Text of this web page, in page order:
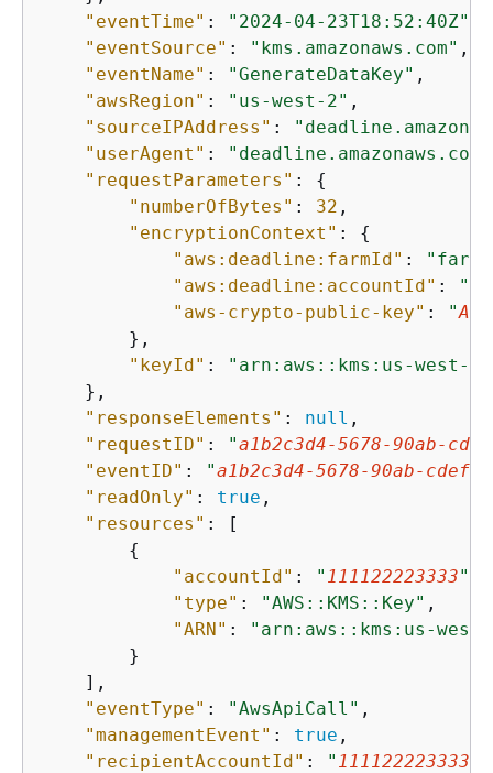
"eventTime" : "2024-04-23T18:52:40Z"
"eventSource" : "kms.amazonaws.com" ,
"eventName" : "GenerateDataKey" ,
"awsRegion" : "us-west-2" ,
"sourceIPAddress" :
"userAgent" : "deadline.amazonaws.com"
"requestParameters" : {
"numberOfBytes" : 32 ,
"encryptionContext" : {
"aws:deadline:farmId" : "farm-
"aws:deadline:accountId" : "
"aws-crypto-public-key" : "
        },
"keyId" : "arn:aws::kms:us-west-2:
    },
"responseElements" : null ,
"requestID" : "a1b2c3d4-5678-90ab-cdef-
"eventID" : "a1b2c3d4-5678-90ab-cdef-
"readOnly" : true ,
"resources" : [
{
"accountId" : " 111122223333"
"type" : "AWS::KMS::Key" ,
"ARN" :
"arn:aws::kms:us-
        }
    ],
"eventType" : "AwsApiCall" ,
"managementEvent" : true ,
"recipientAccountId" : " 111122223333